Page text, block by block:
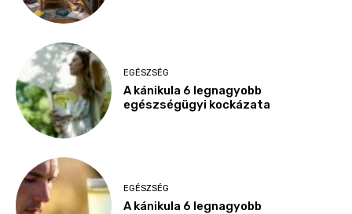
EGÉSZSÉG
A kánikula 6 legnagyobb
egészségügyi kockázata
EGÉSZSÉG
A kánikula 6 legnagyobb